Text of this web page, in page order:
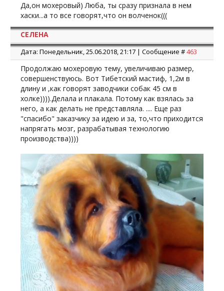
Да,он мохеровый) Люба, ты сразу признала в нем
хаски...а то все говорят,что он волченок(((
СЕЛЕНА
Дата: Понедельник, 25.06.2018, 21:17 | Сообщение #463
Продолжаю мохеровую тему, увеличиваю размер,
совершенствуюсь. Вот Тибетский мастиф, 1,2м в
длину и ,как говорят заводчики собак 45 см в
холке)))).Делала и плакала. Потому как взялась за
него, а как делать не представляла. .... Еще раз
"спасибо" заказчику за идею и за, то,что приходится
напрягать мозг, разрабатывая технологию
производства))))